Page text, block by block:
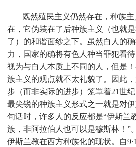
既然殖民主义仍然存在，种族
在，它伪装在了后种族主义（也就
了）的和谐面纱之下。虽然白人的
力，国家的确将有色人种当罪犯看
视为与白人本质上不同的人，但是
族主义的观点就不太礼貌了。因此
步（而非实际的进步）笼罩着21世
最尖锐的种族主义形式之一就是对
句话时，许多人的反应都是“伊斯兰
族，非阿拉伯人也可以是穆斯林！”
伊斯兰教在西方种族化的现状。自